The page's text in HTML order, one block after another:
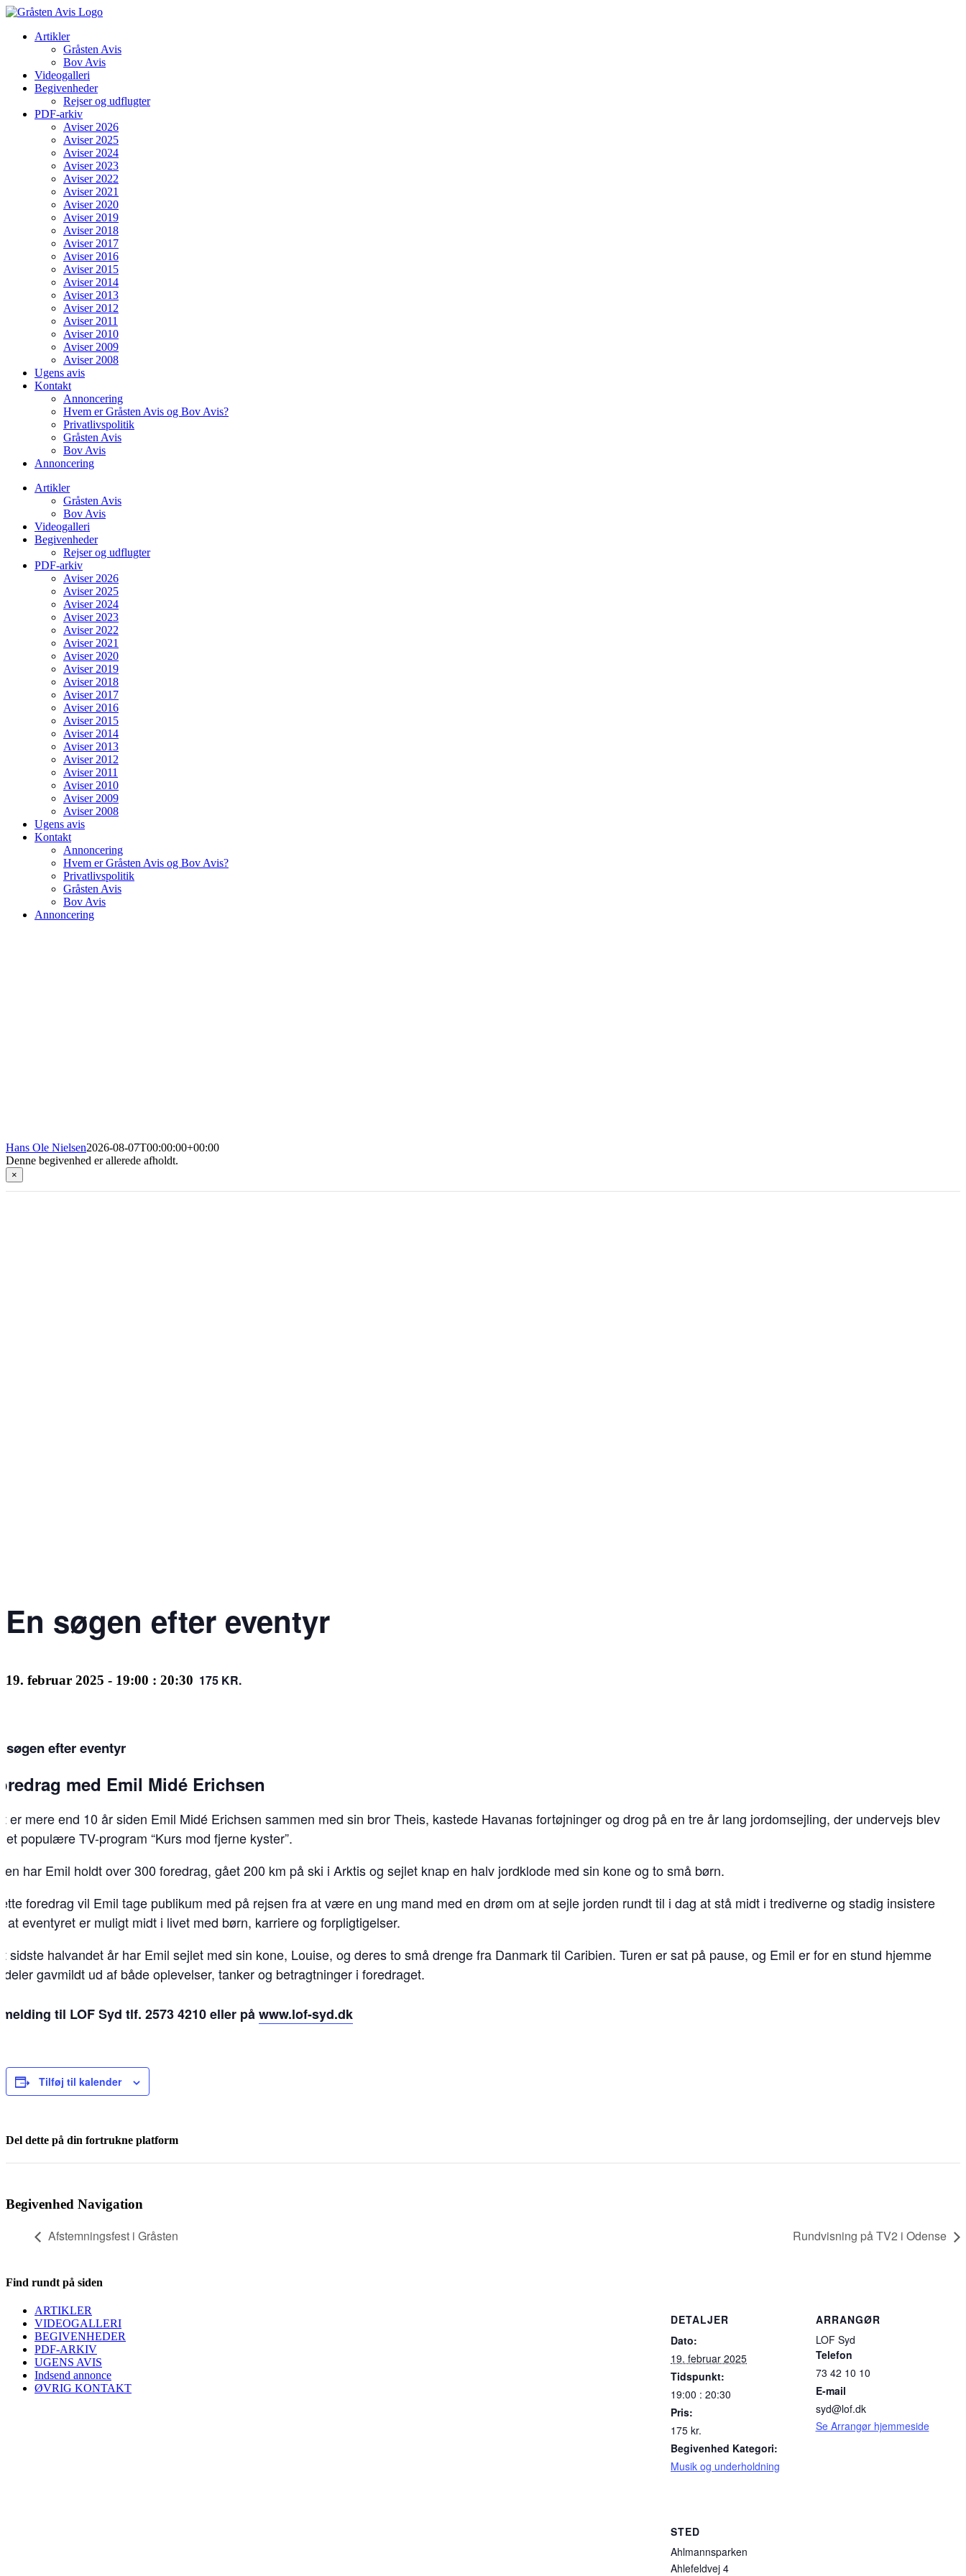
Skip
contentArtikler
Gråsten Avis
Bov Avis
Videogalleri
Begivenheder
Rejser og udflugter
PDF-arkiv
Aviser 2026
Aviser 2025
Aviser 2024
Aviser 2023
Aviser 2022
Aviser 2021
Aviser 2020
Aviser 2019
Aviser 2018
Aviser 2017
Aviser 2016
Aviser 2015
Aviser 2014
Aviser 2013
Aviser 2012
Aviser 2011
Aviser 2010
Aviser 2009
Aviser 2008
Ugens avis
Kontakt
Annoncering
Hvem er Gråsten Avis og Bov Avis?
Privatlivspolitik
Gråsten Avis
Bov Avis
Annoncering
Artikler
Gråsten Avis
Bov Avis
Videogalleri
Begivenheder
Rejser og udflugter
PDF-arkiv
Aviser 2026
Aviser 2025
Aviser 2024
Aviser 2023
Aviser 2022
Aviser 2021
Aviser 2020
Aviser 2019
Aviser 2018
Aviser 2017
Aviser 2016
Aviser 2015
Aviser 2014
Aviser 2013
Aviser 2012
Aviser 2011
Aviser 2010
Aviser 2009
Aviser 2008
Ugens avis
Kontakt
Annoncering
Hvem er Gråsten Avis og Bov Avis?
Privatlivspolitik
Gråsten Avis
Bov Avis
Annoncering
Hans Ole Nielsen2026-08-07T00:00:00+00:00
Denne begivenhed er allerede afholdt.
×
En søgen efter eventyr
19. februar 2025 - 19:00 : 20:30 175 KR.
søgen efter eventyr
med Emil Midé Erichsen
er mere end 10 år siden Emil Midé Erichsen sammen med sin bror Theis, kastede Havanas fortøjninger og drog på en tre år lang jordomsejling, der undervejs blev
populære TV-program “Kurs mod fjerne kyster”.
har Emil holdt over 300 foredrag, gået 200 km på ski i Arktis og sejlet knap en halv jordklode med sin kone og to små børn.
foredrag vil Emil tage publikum med på rejsen fra at være en ung mand med en drøm om at sejle jorden rundt til i dag at stå midt i trediverne og stadig insistere
at eventyret er muligt midt i livet med børn, karriere og forpligtigelser.
sidste halvandet år har Emil sejlet med sin kone, Louise, og deres to små drenge fra Danmark til Caribien. Turen er sat på pause, og Emil er for en stund hjemme
deler gavmildt ud af både oplevelser, tanker og betragtninger i foredraget.
til LOF Syd tlf. 2573 4210 eller påwww.lof-syd.dk
Tilføj til kalender
Del dette på din fortrukne platform
Begivenhed Navigation
Afstemningsfest i Gråsten Rundvisning på TV2 i Odense
DETALJER
Dato:
19. februar 2025
Tidspunkt:
19:00 : 20:30
Pris:
175 kr.
Begivenhed Kategori:
Musik og underholdning
ARRANGØR
LOF Syd
Telefon
73 42 10 10
E-mail
syd@lof.dk
Se Arrangør hjemmeside
STED
Ahlmannsparken
Ahlefeldvej 4
Find rundt på siden
ARTIKLER
VIDEOGALLERI
BEGIVENHEDER
PDF-ARKIV
UGENS AVIS
Indsend annonce
ØVRIG KONTAKT